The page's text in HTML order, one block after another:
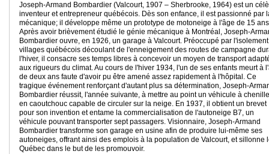
Joseph-Armand Bombardier (Valcourt, 1907 – Sherbrooke, 1964) est un
inventeur et entrepreneur québécois. Dès son enfance, il est passionné par
mécanique; il développe même un prototype de motoneige à l'âge de 15
Après avoir brièvement étudié le génie mécanique à Montréal, Joseph-
Bombardier ouvre, en 1926, un garage à Valcourt. Préoccupé par
villages québécois découlant de l'enneigement des routes de campagne
l'hiver, il consacre ses temps libres à concevoir un moyen de transport
aux rigueurs du climat. Au cours de l'hiver 1934, l'un de ses enfants meurt à
de deux ans faute d'avoir pu être amené assez rapidement à l'hôpital. Ce
tragique événement renforçant d'autant plus sa détermination, Joseph-
Bombardier réussit, l'année suivante, à mettre au point un véhicule à
en caoutchouc capable de circuler sur la neige. En 1937, il obtient un brevet
pour son invention et entame la commercialisation de l'autoneige B7, un
véhicule pouvant transporter sept passagers. Visionnaire, Joseph-Armand
Bombardier transforme son garage en usine afin de produire lui-même ses
autoneiges, offrant ainsi des emplois à la population de Valcourt, et sillonne
Québec dans le but de les promouvoir.